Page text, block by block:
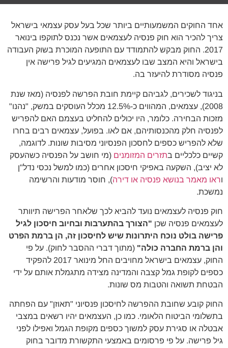
אחד החוקים המשמעותיים ביותר שכל בעל עסק עצמאי בישראל
צריך להכיר הוא חוק פנסיה לעצמאים אשר נכנס לתוקפו בינואר
2017. החוק מבקש להתמודד עם התופעה המוכרת בשוק העבודה
בישראל והיא המצב שבו לעצמאים המגיעים לגיל פרישה אין
פנסיה מסודרת להיעזר בה.
בניגוד לשכירים, לגביהם קיימת חובת הפרשה לפנסיה (מאז שנת
2008), עצמאים, המהווים כ-12.5% מכלל העוסקים במשק, "נהנו"
מזכות הבחירה. כלומר, היו יכולים להחליט בעצמם האם להפריש
לפנסיה חלק מהכנסותיהם, אם לאו. בפועל, עצמאים רבים בחרו
שלא להפריש כספים לחסכון הפנסיוני מסיבות שונות. לדוגמה,
קשיים כלכליים בתזרים המזומנים (מי חושב על הפנסיה כשהעסק
לא יציב), השקעה באפיקי חיסכון אחרים (כמו למשל נכסי נדל"ן
וראו מאמר בנושא פנסיה או דירה), חוסר מודעות והרשימה
נמשכת.
חוק פנסיה לעצמאים נועד להביא לכך שלאחר הפרישה תיוותר
לעצמאים פנסיה שכן "הצורך בהתערבות ובחיוב חיסכון לגיל
פרישה בולט נוכח היתרונות שיש לחיסכון זה, הן ברמת הפרט
והן ברמת החברה כולה" (מתוך דברי ההסבר לחוק). על פי
החוק, עצמאים בישראל מחויבים החל מינואר 2017 להפקיד
כספים לקופת גמל קצבה והמדינה מצידה מתגמלת אותם על ידי
הבטחת תשואה והטבות מס שונות.
החוק קובע שחובת ההפרשה לחיסכון פנסיוני "תאוזן" עם הפחתה
בתשלומי הביטוח הלאומי. כמו כן, העצמאים יהיו רשאים במצבי
אבטלה או סגירת עסק למשוך כספים מקופת הגמל ואפילו לפני
גיל פרישה. על פי פרסומים באמצעי התקשורת מדובר בחוק